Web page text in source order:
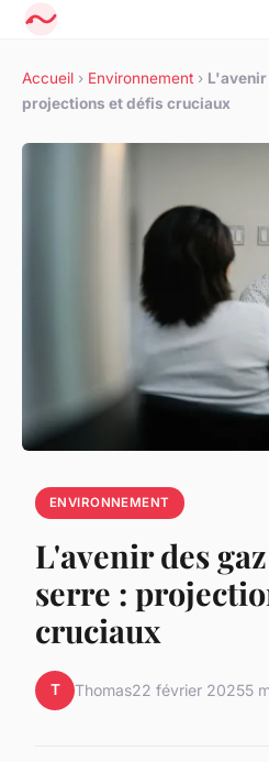
Accueil › Environnement › L'avenir
projections et défis cruciaux
ENVIRONNEMENT
L'avenir des
serre :
cruciaux
T Thomas22 février 20255